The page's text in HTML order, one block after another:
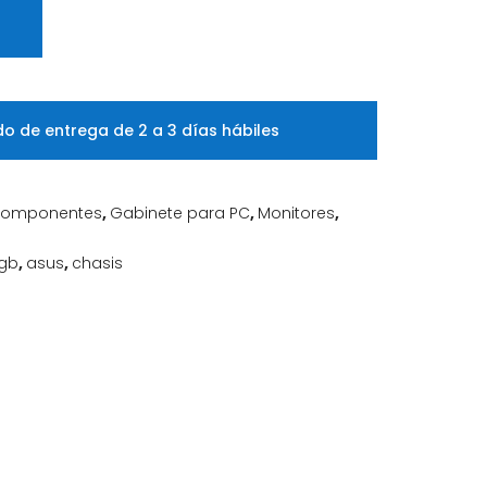
de entrega de 2 a 3 días hábiles
, Gabinete para PC, Monitores,
, asus, chasis